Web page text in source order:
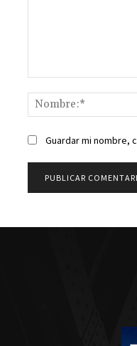
Guardar mi nombre,